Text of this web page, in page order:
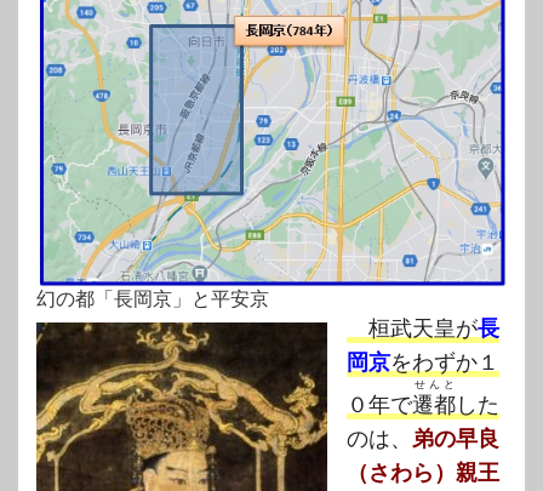
幻の都「長岡京」と平安京
桓武天皇が長
岡京をわずか１
０年で遷都
せんと
した
のは、 弟の早良
（さわら）親王